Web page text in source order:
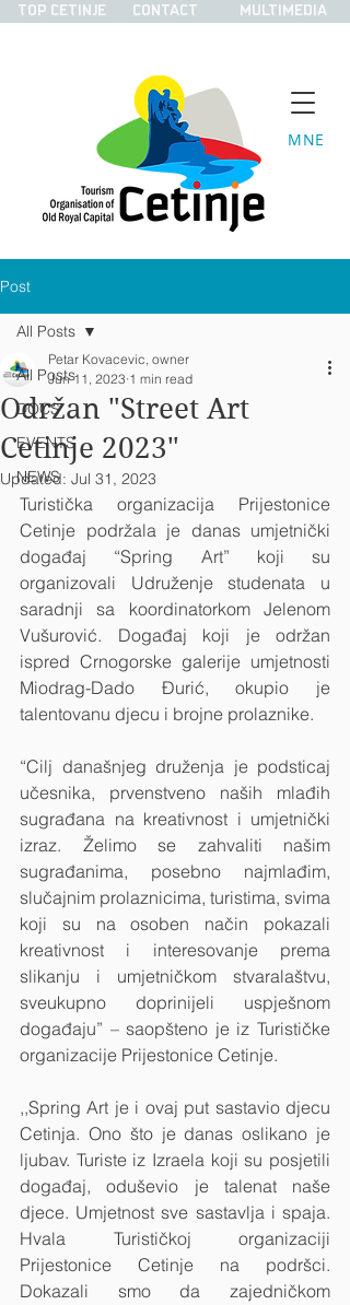
TOP CETINJE CONTACT MULTIMEDIA
MNE
Post
All Posts
DOCS
EVENTS
NEWS
All Posts
Održan "Street Art
Cetinje 2023"
Petar Kovacevic, owner
Jun 11, 2023 1 min read
Updated: Jul 31, 2023
Turistička organizacija Prijestonice
Cetinje podržala je danas umjetnički
događaj “Spring Art” koji su
organizovali Udruženje studenata u
saradnji sa koordinatorkom Jelenom
Vušurović. Događaj koji je održan
ispred Crnogorske galerije umjetnosti
Miodrag-Dado Đurić, okupio je
talentovanu djecu i brojne prolaznike.
“Cilj današnjeg druženja je podsticaj
učesnika, prvenstveno naših mlađih
sugrađana na kreativnost i umjetnički
izraz. Želimo se zahvaliti našim
sugrađanima, posebno najmlađim,
slučajnim prolaznicima, turistima, svima
koji su na osoben način pokazali
kreativnost i interesovanje prema
slikanju i umjetničkom stvaralaštvu,
sveukupno doprinijeli uspješnom
događaju” – saopšteno je iz Turističke
organizacije Prijestonice Cetinje.
,,Spring Art je i ovaj put sastavio djecu
Cetinja. Ono što je danas oslikano je
ljubav. Turiste iz Izraela koji su posjetili
događaj, oduševio je talenat naše
djece. Umjetnost sve sastavlja i spaja.
Hvala Turističkoj organizaciji
Prijestonice Cetinje na podršci.
Dokazali smo da zajedničkom